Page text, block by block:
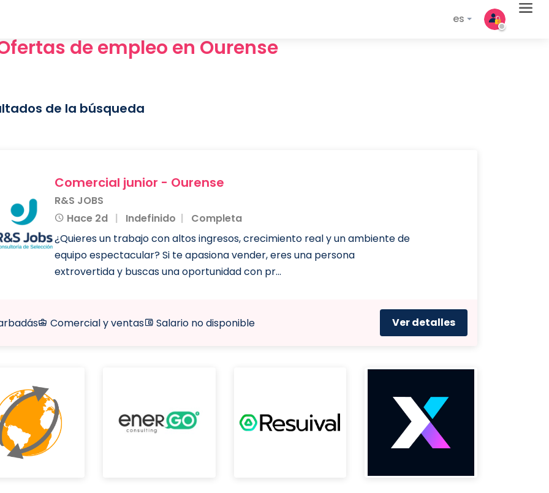
es
de empleo en Ourense
de la búsqueda
Comercial junior - Ourense
R&S JOBS
Hace 2d
Indefinido
Completa
¿Quieres un trabajo con altos ingresos, crecimiento real y un ambiente de
equipo espectacular? Si te apasiona vender, eres una persona
extrovertida y buscas una oportunidad con pr...
Comercial y ventas Salario no disponible Ver detalles